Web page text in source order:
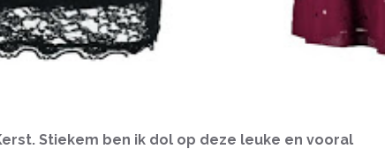
Stiekem ben ik dol op deze leuke en vooral